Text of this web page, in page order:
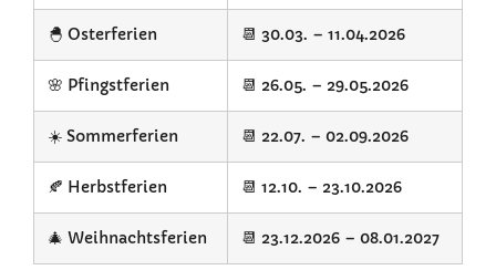
🐣 Osterferien 📆 30.03. – 11.04.2026
🌸 Pfingstferien 📆 26.05. – 29.05.2026
☀️ Sommerferien 📆 22.07. – 02.09.2026
🍂 Herbstferien 📆 12.10. – 23.10.2026
🎄 Weihnachtsferien 📆 23.12.2026 – 08.01.2027